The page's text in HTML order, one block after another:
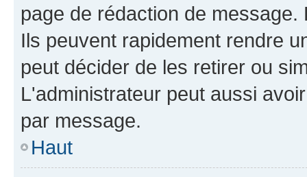
page de rédaction de
Ils peuvent rapidement rendre
peut décider de les retirer ou
L'administrateur peut aussi
par message.
Haut